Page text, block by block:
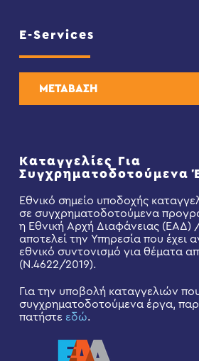
E-Services
ΜΕΤΑΒΑΣΗ
Καταγγελίες Για
Συγχρηματοδοτούμενα
Εθνικό σημείο υποδοχής
σε συγχρηματοδοτούμενα
η Εθνική Αρχή Διαφάνειας (ΕΑΔ)
αποτελεί την Υπηρεσία που έχει
εθνικό συντονισμό για θέματα
(Ν.4622/2019).
Για την υποβολή καταγγελιών
συγχρηματοδοτούμενα έργα,
πατήστε εδώ.